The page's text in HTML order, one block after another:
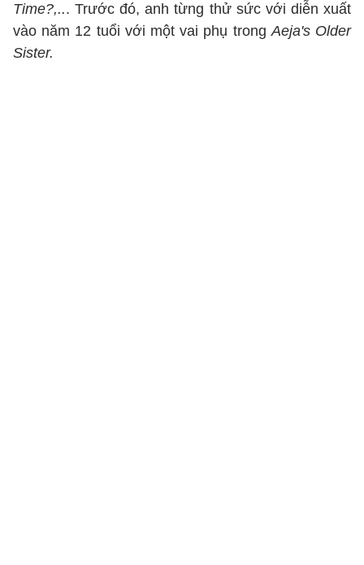
Time?,... Trước đó, anh từng thử sức với diễn xuất
vào năm 12 tuổi với một vai phụ trongAeja's Older
Sister.